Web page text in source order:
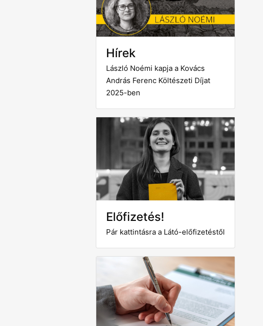
Hírek
László Noémi kapja a Kovács
András Ferenc Költészeti Díjat
2025-ben
Előfizetés!
Pár kattintásra a Látó-előfizetéstől